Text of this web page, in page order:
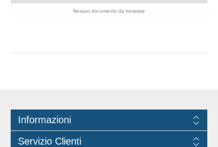
Nessun documento da mostrare
Informazioni
Servizio Clienti